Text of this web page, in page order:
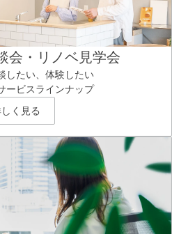
会・リノベ見学会
したい、体験したい
ービスラインナップ
く見る